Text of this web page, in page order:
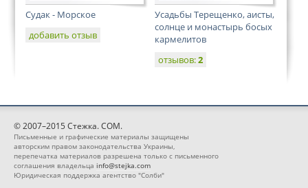
Судак - Морское
добавить отзыв
Усадьбы Терещенко, аисты,
солнце и монастырь босых
кармелитов
отзывов:2
© 2007–2015 Стежка. COM.
Письменные и графические материалы защищены
авторским правом законодательства Украины,
перепечатка материалов разрешена только с письменного
соглашения владельца info@stejka.com
Юридическая поддержка агентство "Солби"